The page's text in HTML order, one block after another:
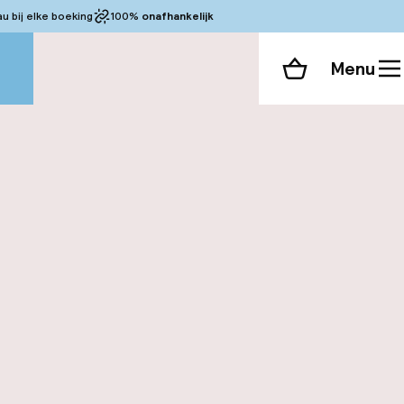
bij elke boeking 100% onafhankelijk
Winkelmand
Menu